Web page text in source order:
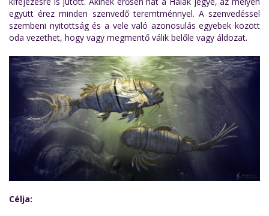
együtt érez minden szenvedő teremtménnyel. A szenvedéssel
szembeni nyitottság és a vele való azonosulás egyebek között
oda vezethet, hogy vagy megmentő válik belőle vagy áldozat.
Célja: